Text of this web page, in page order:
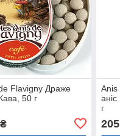
Flavigny Драже
50 г
г
205